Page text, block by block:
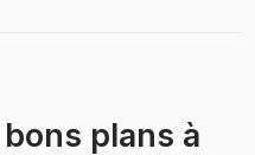
plans à